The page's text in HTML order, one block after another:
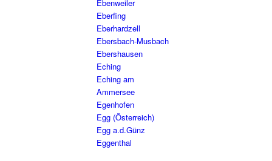
Ebenweiler
Eberfing
Eberhardzell
Ebersbach-Musbach
Ebershausen
Eching
Eching am
Ammersee
Egenhofen
Egg (Österreich)
Egg a.d.Günz
Eggenthal